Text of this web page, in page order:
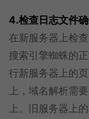
4.检查日志文件
在新服务器上检
搜索引擎蜘蛛的
行新服务器上的
上，域名解析需
上。旧服务器上